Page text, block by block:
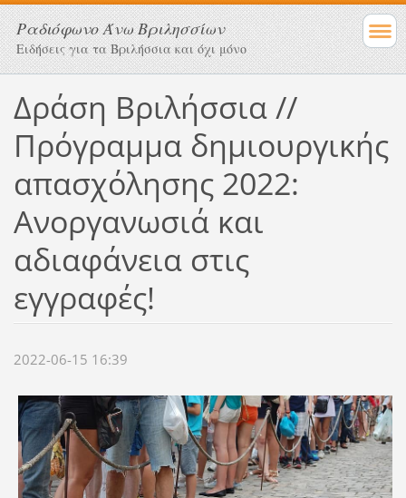
Ραδιόφωνο Άνω Βριλησσίων
Ειδήσεις για τα Βριλήσσια και όχι μόνο
Δράση Βριλήσσια //
Πρόγραμμα δημιουργικής
απασχόλησης 2022:
Ανοργανωσιά και
αδιαφάνεια στις
εγγραφές!
2022-06-15 16:39